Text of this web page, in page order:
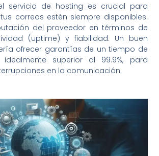
servicio de hosting es crucial para
correos estén siempre disponibles.
del proveedor en términos de
(uptime) y fiabilidad. Un buen
ofrecer garantías de un tiempo de
superior al 99.9%, para
en la comunicación.